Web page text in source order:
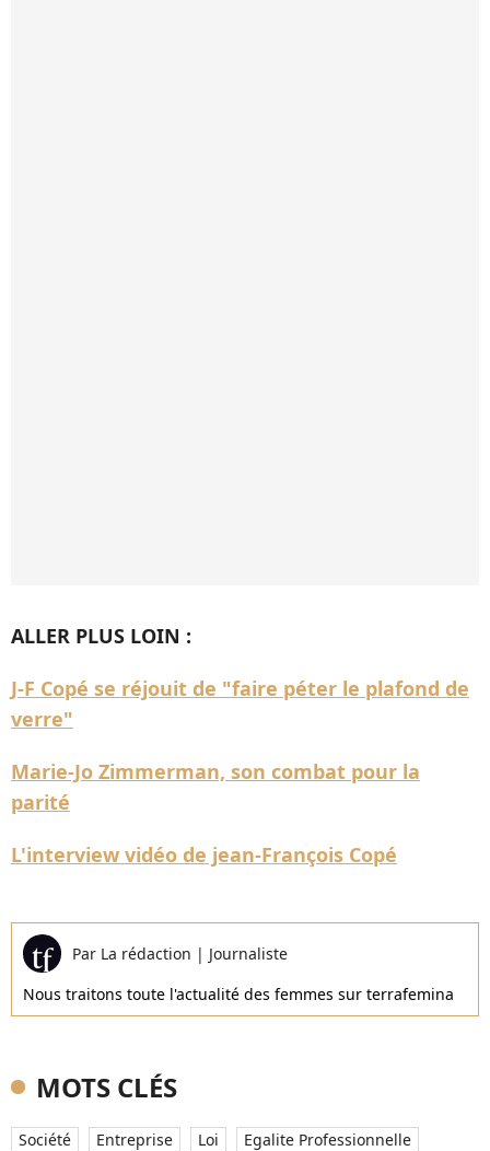
ALLER PLUS LOIN :
J-F Copé se réjouit de "faire péter le plafond de
verre"
Marie-Jo Zimmerman, son combat pour la
parité
L'interview vidéo de jean-François Copé
Par La rédaction | Journaliste
Nous traitons toute l'actualité des femmes sur terrafemina
MOTS CLÉS
Société Entreprise Loi
Egalite Professionnelle